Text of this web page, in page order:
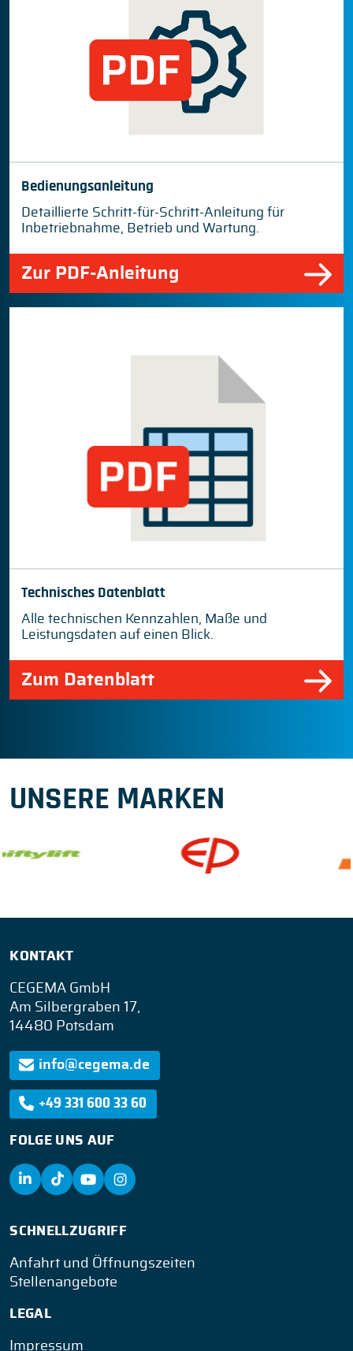
Bedienungsanleitung
Detaillierte Schritt-für-Schritt-Anleitung für
Inbetriebnahme, Betrieb und Wartung.
Zur PDF-Anleitung
Technisches Datenblatt
Alle technischen Kennzahlen, Maße und
Leistungsdaten auf einen Blick.
Zum Datenblatt
UNSERE MARKEN
KONTAKT
CEGEMA GmbH
Am Silbergraben 17,
14480 Potsdam
info@cegema.de
+49 331 600 33 60
FOLGE UNS AUF
SCHNELLZUGRIFF
Anfahrt und Öffnungszeiten
Stellenangebote
LEGAL
Impressum